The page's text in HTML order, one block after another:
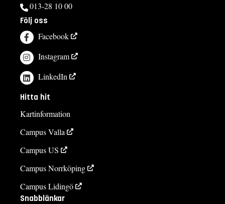
013-28 10 00
Följ oss
Facebook
Instagram
LinkedIn
Hitta hit
Kartinformation
Campus Valla
Campus US
Campus Norrköping
Campus Lidingö
Snabblänkar